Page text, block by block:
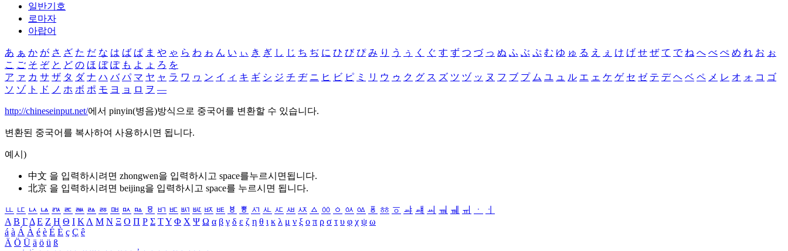
일반기호
로마자
아랍어
あ ぁ か が さ ざ た だ な は ば ぱ ま や ゃ ら わ ゎ ん い ぃ き ぎ し じ ち ぢ に ひ び ぴ み り う ぅ く ぐ す ず つ づ っ ぬ ふ ぶ ぷ む ゆ ゅ る え ぇ け げ せ ぜ て で ね へ べ ぺ め れ お ぉ
こ ご そ ぞ と ど の ほ ぼ ぽ も よ ょ ろ を
ア ァ カ サ ザ タ ダ ナ ハ バ パ マ ヤ ャ ラ ワ ヮ ン イ ィ キ ギ シ ジ チ ヂ ニ ヒ ビ ピ ミ リ ウ ゥ ク グ ス ズ ツ ヅ ッ ヌ フ ブ プ ム ユ ュ ル エ ェ ケ ゲ セ ゼ テ デ ヘ ベ ペ メ レ オ ォ コ ゴ
ソ ゾ ト ド ノ ホ ボ ポ モ ヨ ョ ロ ヲ ―
http://chineseinput.net/에서 pinyin(병음)방식으로 중국어를 변환할 수 있습니다.
변환된 중국어를 복사하여 사용하시면 됩니다.
예시)
中文 을 입력하시려면 zhongwen을 입력하시고 space를누르시면됩니다.
北京 을 입력하시려면 beijing을 입력하시고 space를 누르시면 됩니다.
ㅥ ㅦ ㅧ ㅨ ㅩ ㅪ ㅫ ㅬ ㅭ ㅮ ㅯ ㅰ ㅱ ㅲ ㅳ ㅴ ㅵ ㅶ ㅷ ㅸ ㅹ ㅺ ㅻ ㅼ ㅽ ㅾ ㅿ ㆀ ㆁ ㆂ ㆃ ㆄ ㆅ ㆆ ㆇ ㆈ ㆉ ㆊ ㆋ ㆌ ㆍ
ㆎ
Α Β ΓΔ Ε Ζ Η Θ Ι ΚΛ Μ Ν Ξ Ο Π Ρ Σ ΤΥ Φ Χ Ψ Ω α β γ δ ε ζ η θ ι κ λ μ ν ξ ο π ρ σ τ υ φ χ ψ ω
á à Á À é è É È ç Ç ê
Ä Ö Ü ä ö ü ß